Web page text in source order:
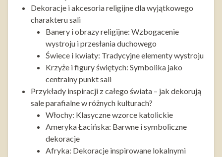
Dekoracje i akcesoria religijne dla wyjątkowego
charakteru sali
Banery i obrazy religijne: Wzbogacenie
wystroju i przesłania duchowego
Świece i kwiaty: Tradycyjne elementy wystroju
Krzyże i figury świętych: Symbolika jako
centralny punkt sali
Przykłady inspiracji z całego świata – jak dekorują
sale parafialne w różnych kulturach?
Włochy: Klasyczne wzorce katolickie
Ameryka Łacińska: Barwne i symboliczne
dekoracje
Afryka: Dekoracje inspirowane lokalnymi